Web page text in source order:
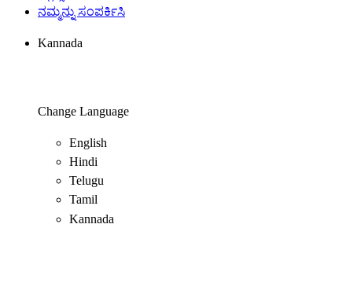
ನಮ್ಮನ್ನು ಸಂಪರ್ಕಿಸಿ
Kannada
Change Language
English
Hindi
Telugu
Tamil
Kannada